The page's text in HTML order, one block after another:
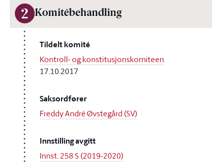
2 Komitébehandling
Tildelt komité
Kontroll- og konstitusjonskomiteen
17.10.2017
Saksordfører
Freddy André Øvstegård (SV)
Innstilling avgitt
Innst. 258 S (2019-2020)